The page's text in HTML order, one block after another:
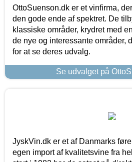
OttoSuenson.dk er et vinfirma,
den gode ende af spektret. De
klassiske områder, krydret med
de nye og interessante områder,
for at se deres udvalg.
Se udvalget på
JyskVin.dk er et af Danmarks
egen import af kvalitetsvine fra